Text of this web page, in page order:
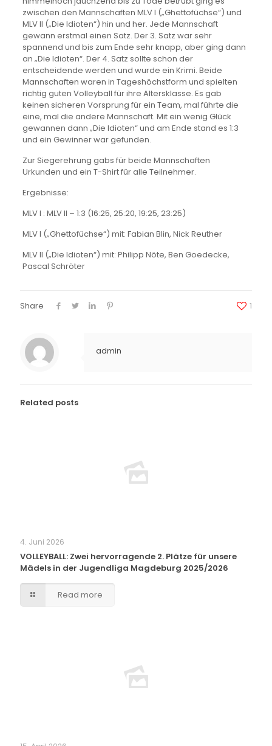
zwischen den Mannschaften MLV I („Ghettofüchse“) und
MLV II („Die Idioten“) hin und her. Jede Mannschaft
gewann erstmal einen Satz. Der 3. Satz war sehr
spannend und bis zum Ende sehr knapp, aber ging dann
an „Die Idioten“. Der 4. Satz sollte schon der
entscheidende werden und wurde ein Krimi. Beide
Mannschaften waren in Tageshöchstform und spielten
richtig guten Volleyball für ihre Altersklasse. Es gab
keinen sicheren Vorsprung für ein Team, mal führte die
eine, mal die andere Mannschaft. Mit ein wenig Glück
gewannen dann „Die Idioten“ und am Ende stand es 1:3
und ein Gewinner war gefunden.
Zur Siegerehrung gabs für beide Mannschaften
Urkunden und ein T-Shirt für alle Teilnehmer.
Ergebnisse:
MLV I : MLV II – 1:3 (16:25, 25:20, 19:25, 23:25)
MLV I („Ghettofüchse“) mit: Fabian Blin, Nick Reuther
MLV II („Die Idioten“) mit: Philipp Nöte, Ben Goedecke,
Pascal Schröter
Share 1
admin
Related posts
4. Juni 2026
VOLLEYBALL: Zwei hervorragende 2. Plätze für unsere
Mädels in der Jugendliga Magdeburg 2025/2026
Read more